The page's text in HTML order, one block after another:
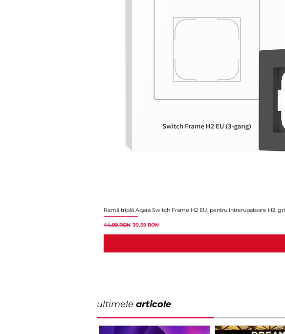
Ramă triplă Aqara Switch Frame H2 EU, pentru intrerupatoare H2, gri
Preț normal
44,99 RON Preț redus
30,59 RON
ultimele articole